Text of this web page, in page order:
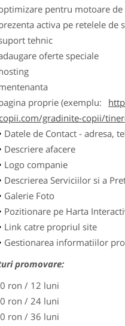
pentru motoare de
activa pe retelele de
tehnic
oferte speciale
proprie (exemplu:
copii.com/gradinite-copii/
Datele de Contact - adresa,
Descriere afacere
Logo companie
Descrierea Serviciilor si a
Galerie Foto
Pozitionare pe Harta
Link catre propriul site
Gestionarea informatiilor
promovare:
ron / 12 luni
ron / 24 luni
ron / 36 luni